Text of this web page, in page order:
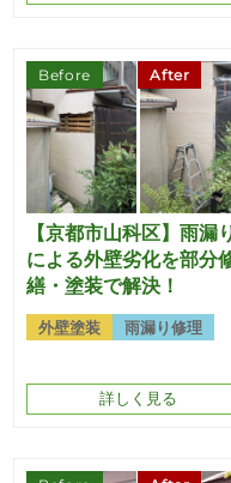
Before After
【京都市山科区】雨漏
による外壁劣化を部分
繕・塗装で解決！
外壁塗装 雨漏り修理
詳しく見る